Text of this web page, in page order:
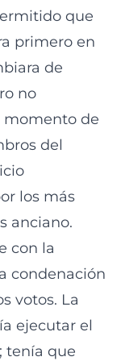
que
primero en
de
no
momento de
del
los más
anciano.
con la
condenación
votos. La
ejecutar el
tenía que